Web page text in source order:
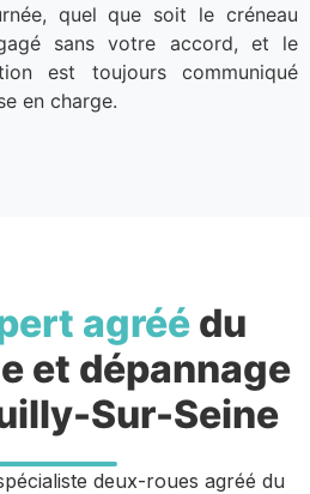
quel que soit le créneau
sans votre accord, et le
est toujours communiqué
en charge.
agréé du
et dépannage
Sur-Seine
deux-roues agréé du